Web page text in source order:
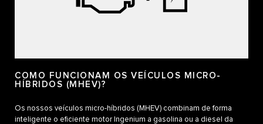
COMO FUNCIONAM OS VEÍCULOS MICRO-
HÍBRIDOS (MHEV)?
Os nossos veículos micro-híbridos (MHEV) combinam de forma
inteligente o eficiente motor Ingenium a gasolina ou a diesel da